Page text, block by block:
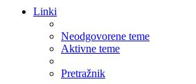
Linki
Neodgovorene teme
Aktivne teme
Pretražnik